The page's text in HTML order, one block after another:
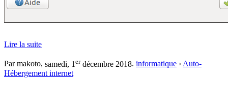
Lire la suite
Par makoto, samedi, 1 erdécembre 2018. informatique ›Auto-
Hébergement internet